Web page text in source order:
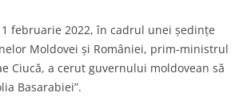
februarie 2022, în cadrul unei ședințe
Moldovei și României, prim-ministrul
Ciucă, a cerut guvernului moldovean să
Basarabiei”.